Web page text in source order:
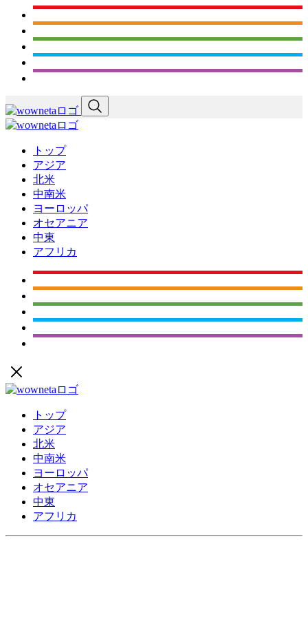
トップ
アジア
北米
中南米
ヨーロッパ
オセアニア
中東
アフリカ
トップ
アジア
北米
中南米
ヨーロッパ
オセアニア
中東
アフリカ